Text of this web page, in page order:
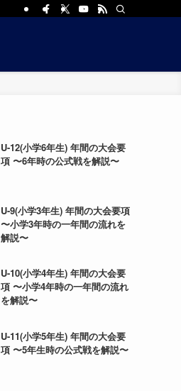
U-12(小学6年生) 年間の大会要
項 〜6年時の公式戦を解説〜
U-9(小学3年生) 年間の大会要項
〜小学3年時の一年間の流れを
解説〜
U-10(小学4年生) 年間の大会要
項 〜小学4年時の一年間の流れ
を解説〜
U-11(小学5年生) 年間の大会要
項 〜5年生時の公式戦を解説〜